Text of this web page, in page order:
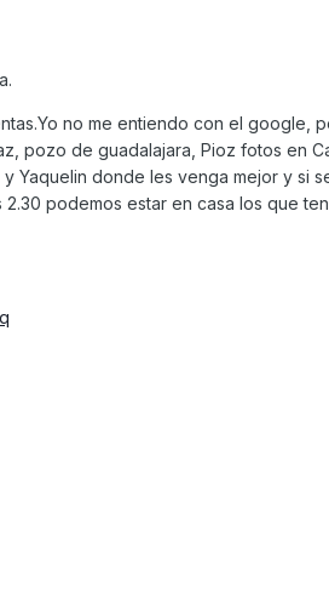
no me entiendo con el google,
pozo de guadalajara, Pioz fotos en
Yaquelin donde les venga mejor y si
podemos estar en casa los que